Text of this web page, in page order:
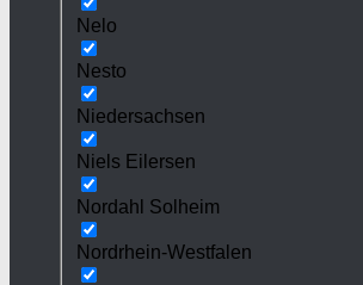
Nelo
Nesto
Niedersachsen
Niels Eilersen
Nordahl Solheim
Nordrhein-Westfalen